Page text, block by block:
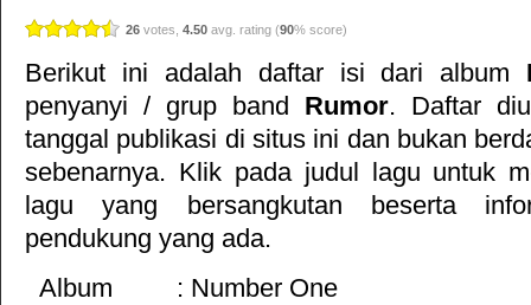
26 votes, 4.50 avg. rating (90% score)
Berikut ini adalah daftar isi dari album
penyanyi / grup band Rumor. Daftar
tanggal publikasi di situs ini dan bukan
sebenarnya. Klik pada judul lagu untuk
lagu yang bersangkutan beserta
pendukung yang ada.
Album : Number One